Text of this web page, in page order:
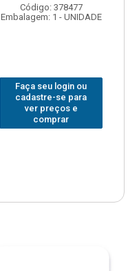
Código: 378477
Embalagem: 1 - UNIDADE
Faça seu login ou
cadastre-se para
ver preços e
comprar